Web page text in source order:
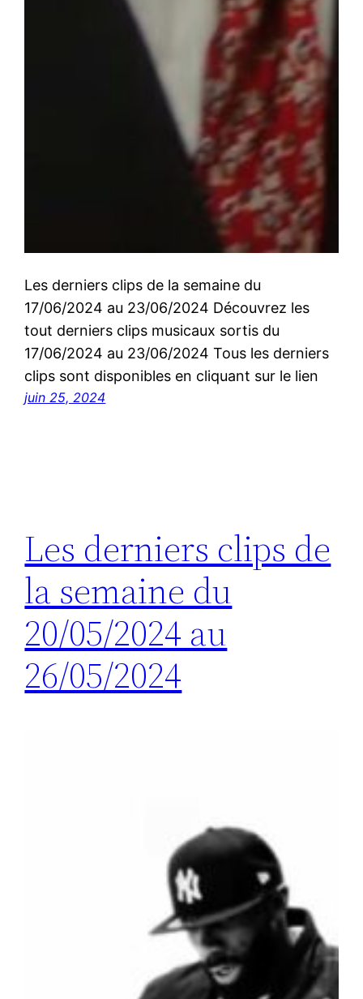
Les derniers clips de la semaine du
17/06/2024 au 23/06/2024 Découvrez les
tout derniers clips musicaux sortis du
17/06/2024 au 23/06/2024 Tous les derniers
clips sont disponibles en cliquant sur le lien
juin 25, 2024
Les derniers clips de
la semaine du
20/05/2024 au
26/05/2024